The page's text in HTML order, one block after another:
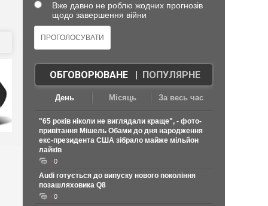
Вже давно не роблю жодних прогнозів
щодо завершення війни
ОБГОВОРЮВАНЕ| ПОПУЛЯРНЕ
День Місяць За весь час
"65 років ніколи не виглядали краще", - фото-
привітання Мішель Обами до дня народження
екс-президента США зібрало майже мільйон
лайків
0
Audi готується до випуску нового покоління
позашляховика Q8
0